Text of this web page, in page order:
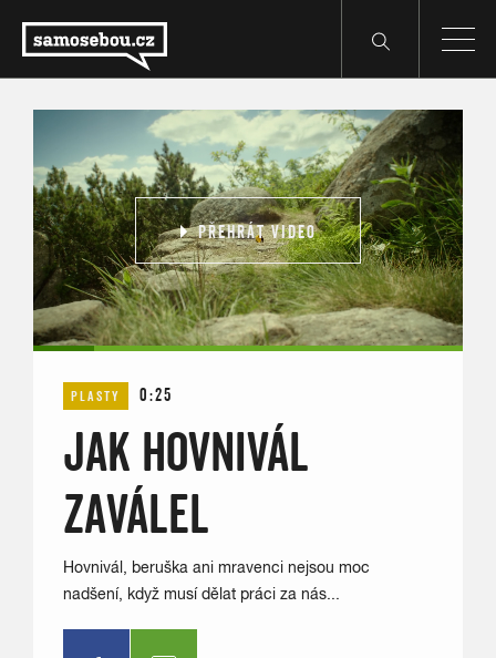
PŘEHRÁT VIDEO
PLASTY 0:25
JAK HOVNIVÁL
ZAVÁLEL
Hovnivál, beruška ani mravenci nejsou moc
nadšení, když musí dělat práci za nás...